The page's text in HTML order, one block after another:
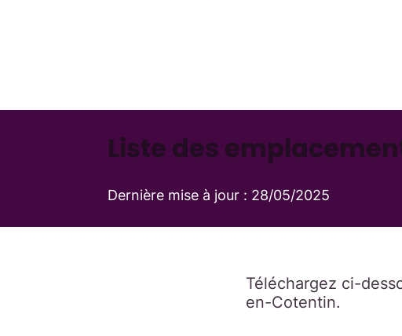
Liste des
Dernière mise à jour : 28/05/2025
Téléchargez ci-
en-Cotentin.